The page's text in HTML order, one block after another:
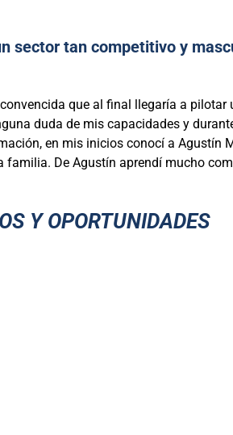
sector tan competitivo y
que al final llegaría a pilotar
duda de mis capacidades y
en mis inicios conocí a Agustín
De Agustín aprendí mucho
Y OPORTUNIDADES